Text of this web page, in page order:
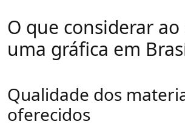
O que considerar
uma gráfica em
Qualidade dos
oferecidos